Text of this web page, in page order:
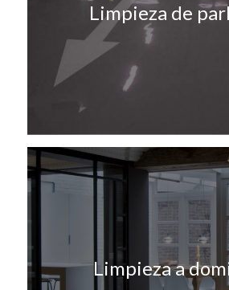
Limpieza de
Limpieza a